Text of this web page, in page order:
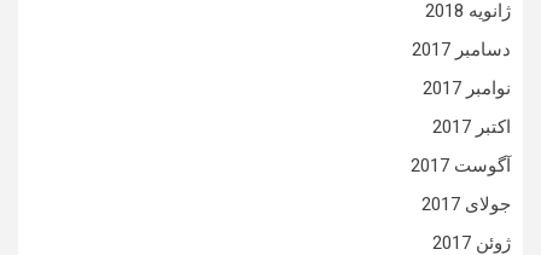
ژانویه 2018
دسامبر 2017
نوامبر 2017
اکتبر 2017
آگوست 2017
جولای 2017
ژوئن 2017